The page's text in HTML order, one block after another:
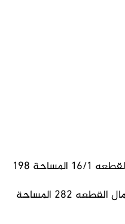
أمدرمان أبوسعد حي المال والأعمال القطعه 282 المساحة